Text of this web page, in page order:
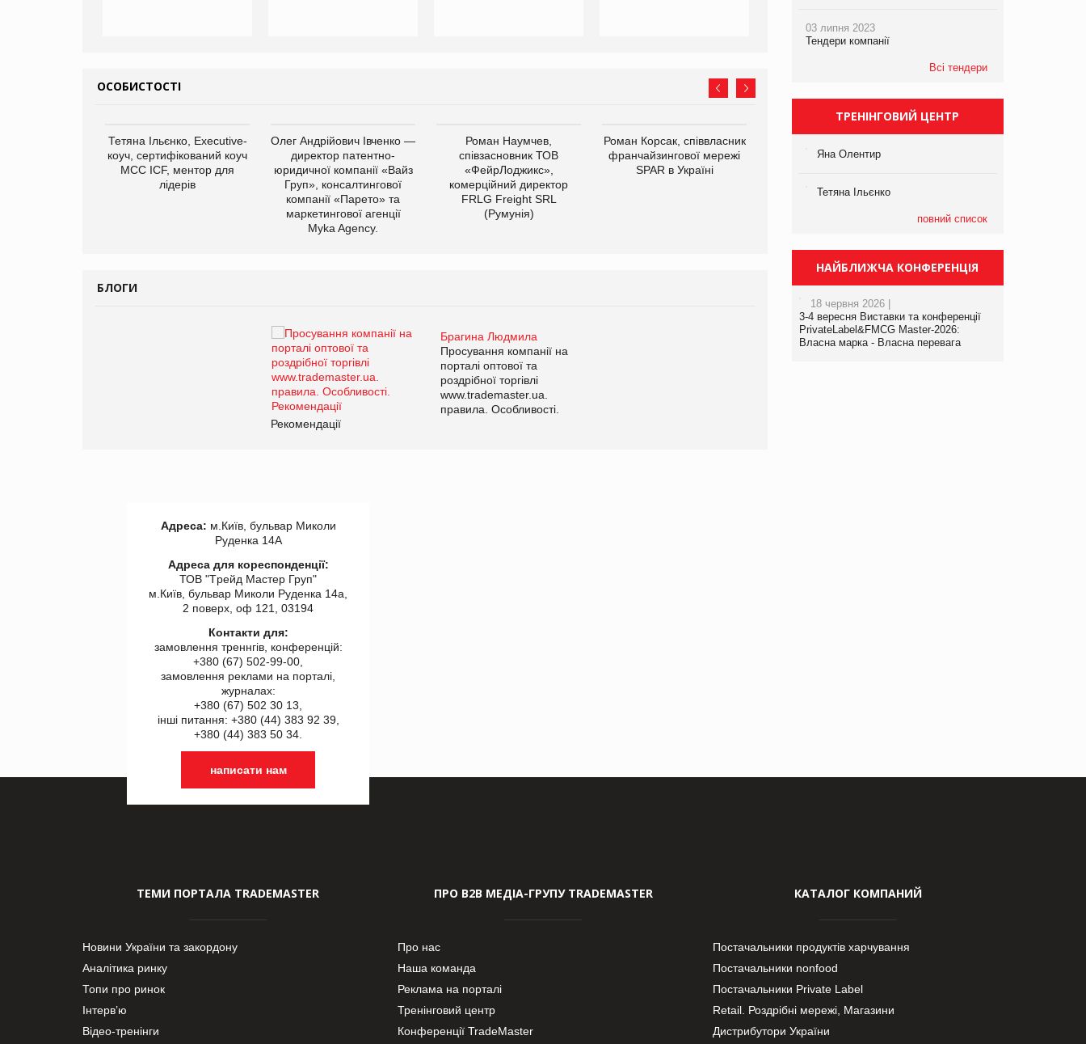
ОСОБИСТОСТІ
Тетяна Ільєнко, Executive-
коуч, сертифікований коуч
МСС ICF, ментор для
лідерів
Олег Андрійович Івченко —
директор патентно-
юридичної компанії «Вайз
Груп», консалтингової
компанії «Парето» та
маркетингової агенції
Myka Agency.
Роман Наумчев,
співзасновник ТОВ
«ФейрЛоджикс»,
комерційний директор
FRLG Freight SRL
(Румунія)
Роман Корсак, співвласник
франчайзингової мережі
SPAR в Україні
Файно маркет Директор
БЛОГИ
Брагина Людмила
Просування компанії на
порталі оптової та
роздрібної торгівлі
www.trademaster.ua.
правила. Особливості.
Рекомендації
Брагина Людмила
Просування компанії на
03 липня 2023
Тендери компанії
Всі тендери
ТРЕНІНГОВИЙ ЦЕНТР
Яна Олентир
Тетяна Ільєнко
повний список
НАЙБЛИЖЧА КОНФЕРЕНЦІЯ
18 червня 2026 |
3-4 вересня Виставки та конференції
PrivateLabel&FMCG Master-2026:
Власна марка - Власна перевага
Адреса: м.Київ, бульвар Миколи
Руденка 14А
Адреса для кореспонденції:
ТОВ "Tрейд Мастер Груп"
м.Київ, бульвар Миколи Руденка 14а,
2 поверх, оф 121, 03194
Контакти для:
замовлення треннгів, конференцій:
+380 (67) 502-99-00,
замовлення реклами на порталі,
журналах:
+380 (67) 502 30 13,
інші питання: +380 (44) 383 92 39,
+380 (44) 383 50 34.
написати нам
ТЕМИ ПОРТАЛА TRADEMASTER
Новини України та закордону
Аналітика ринку
Топи про ринок
Інтерв’ю
Відео-тренінги
ПРО В2В МЕДІА-ГРУПУ TRADEMASTER
Про нас
Наша команда
Реклама на порталі
Тренінговий центр
Конференції TradeMaster
КАТАЛОГ КОМПАНИЙ
Постачальники продуктів харчування
Постачальники nonfood
Постачальники Private Label
Retail. Роздрібні мережі, Магазини
Дистрибутори України